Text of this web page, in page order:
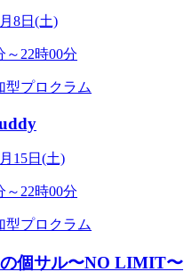
8日(土)
～22時00分
型プロクラム
15日(土)
～22時00分
型プロクラム
個サル〜NO LIMIT〜